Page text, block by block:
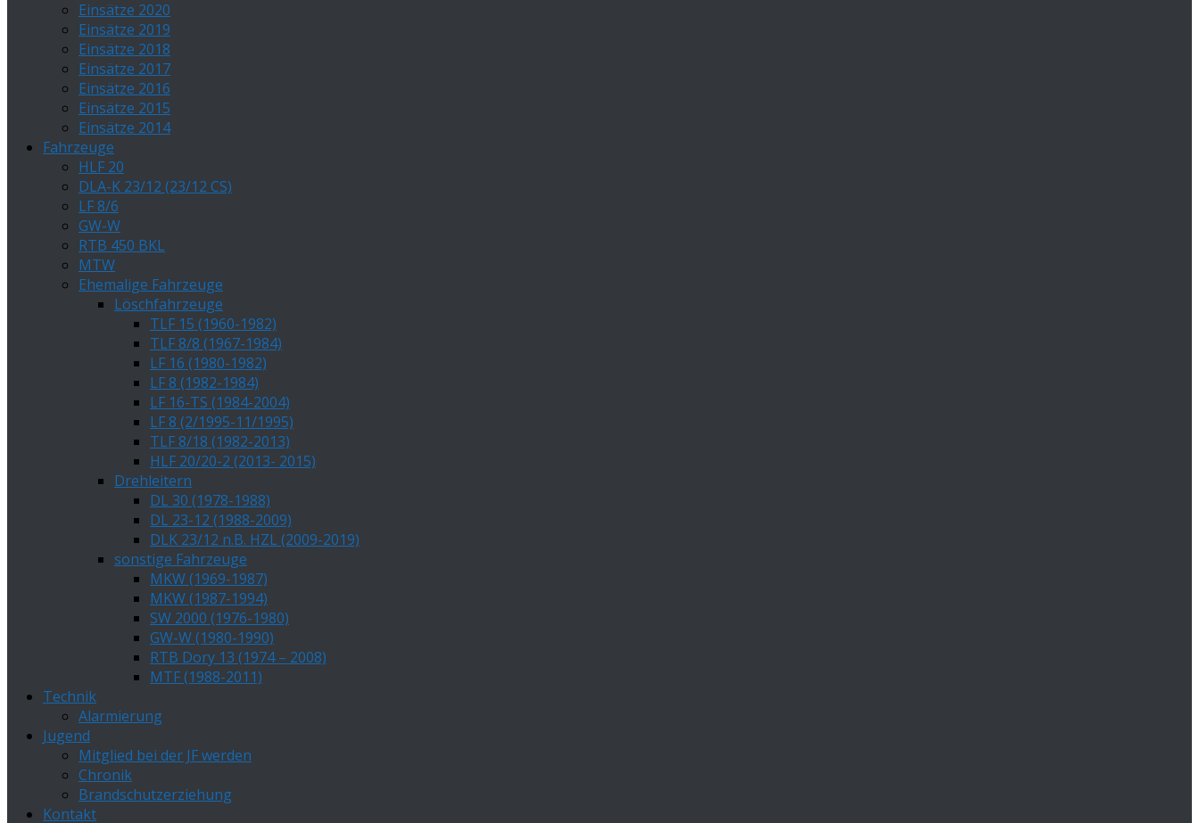
Einsätze 2020
Einsätze 2019
Einsätze 2018
Einsätze 2017
Einsätze 2016
Einsätze 2015
Einsätze 2014
Fahrzeuge
HLF 20
DLA-K 23/12 (23/12 CS)
LF 8/6
GW-W
RTB 450 BKL
MTW
Ehemalige Fahrzeuge
Löschfahrzeuge
TLF 15 (1960-1982)
TLF 8/8 (1967-1984)
LF 16 (1980-1982)
LF 8 (1982-1984)
LF 16-TS (1984-2004)
LF 8 (2/1995-11/1995)
TLF 8/18 (1982-2013)
HLF 20/20-2 (2013- 2015)
Drehleitern
DL 30 (1978-1988)
DL 23-12 (1988-2009)
DLK 23/12 n.B. HZL (2009-2019)
sonstige Fahrzeuge
MKW (1969-1987)
MKW (1987-1994)
SW 2000 (1976-1980)
GW-W (1980-1990)
RTB Dory 13 (1974 – 2008)
MTF (1988-2011)
Technik
Alarmierung
Jugend
Mitglied bei der JF werden
Chronik
Brandschutzerziehung
Kontakt